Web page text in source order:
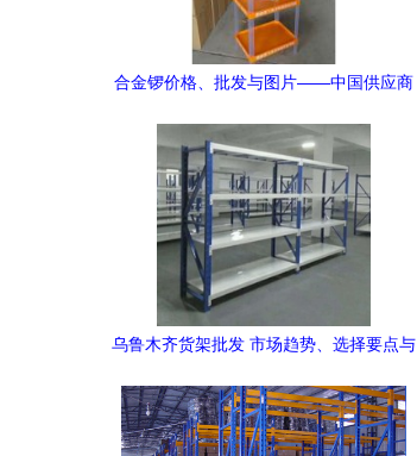
合金锣价格、批发与图片——中国供应商
乌鲁木齐货架批发 市场趋势、选择要点与